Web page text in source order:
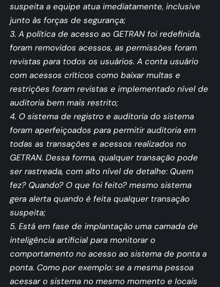
suspeita a equipe atua imediatamente, inclusive
junto às forças de segurança;
3. A política de acesso ao GETRAN foi redefinida,
foram removidos acessos, as permissões foram
revistas para todos os usuários. A conta usuário
com acessos críticos como baixar multas e
restrições foram revistas e implementado nível de
auditoria bem mais restrito;
4. O sistema de registro e auditoria do sistema
foram aperfeiçoados para permitir auditoria em
todas as transações e acessos realizados no
GETRAN. Dessa forma, qualquer transação pode
ser rastreada, com alto nível de detalhe: Quem
fez? Quando? O que foi feito? mesmo sistema
gera alerta quando é feita qualquer transação
suspeita;
5. Está em fase de implantação uma camada de
inteligência artificial para monitorar o
comportamento no acesso ao sistema de ponta a
ponta. Como por exemplo: se a mesma pessoa
acessar o sistema no mesmo momento e locais